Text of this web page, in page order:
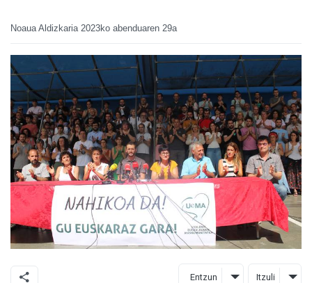
Noaua Aldizkaria 2023ko abenduaren 29a
Entzun Itzuli